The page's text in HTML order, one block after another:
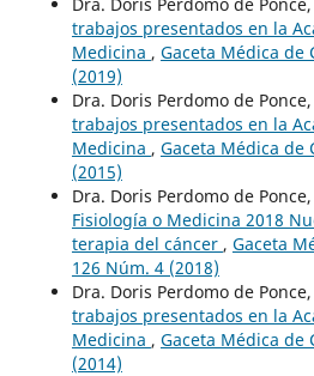
trabajos presentados en la
Medicina , Gaceta Médica de
(2019)
Dra. Doris Perdomo de Ponce,
trabajos presentados en la
Medicina , Gaceta Médica de
(2015)
Dra. Doris Perdomo de Ponce,
Fisiología o Medicina 2018
terapia del cáncer , Gaceta
126 Núm. 4 (2018)
Dra. Doris Perdomo de Ponce,
trabajos presentados en la
Medicina , Gaceta Médica de
(2014)